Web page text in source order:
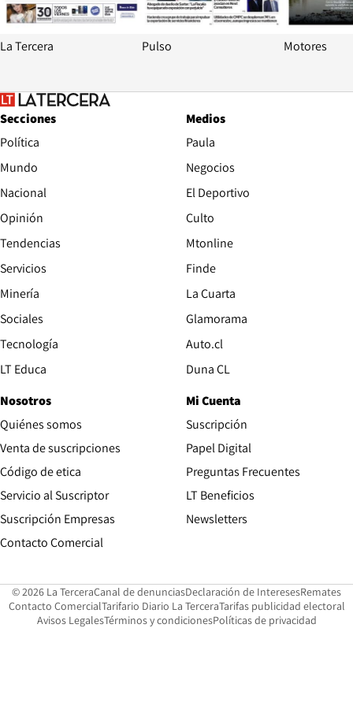
La Tercera Pulso Motores
Secciones
Política
Mundo
Nacional
Opinión
Tendencias
Servicios
Minería
Sociales
Tecnología
LT Educa
Medios
Paula
Negocios
El Deportivo
Culto
Mtonline
Finde
La Cuarta
Glamorama
Auto.cl
Duna CL
Nosotros
Quiénes somos
Venta de suscripciones
Código de etica Opens in new window
Servicio al Suscriptor
Suscripción Empresas
Contacto Comercial
Mi Cuenta
Suscripción
Papel Digital
Preguntas Frecuentes
LT Beneficios
Newsletters
© 2026 La TerceraCanal de denunciasOpens in new window
Declaración de InteresesOpens in
Remates
Contacto ComercialOpens in new window
Tarifario Diario La TerceraOpens in new window
Tarifas publicidad electoral
Avisos LegalesOpens in new window
Términos y condicionesPolíticas de privacidad